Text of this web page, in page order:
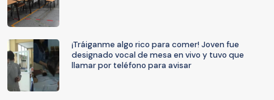
¡Tráiganme algo rico para comer! Joven fue
designado vocal de mesa en vivo y tuvo que
llamar por teléfono para avisar